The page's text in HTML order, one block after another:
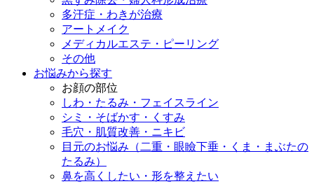
多汗症・わきが治療
アートメイク
メディカルエステ・ピーリング
その他
お悩みから探す
お顔の部位
しわ・たるみ・フェイスライン
シミ・そばかす・くすみ
毛穴・肌質改善・ニキビ
目元のお悩み（二重・眼瞼下垂・くま・まぶたの
たるみ）
鼻を高くしたい・形を整えたい